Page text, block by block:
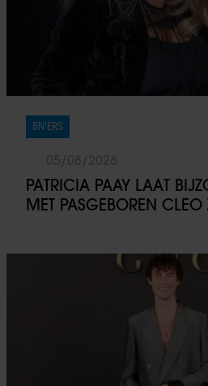
BN'ERS
PATRICIA PAAY LAAT
MET PASGEBOREN CLEO